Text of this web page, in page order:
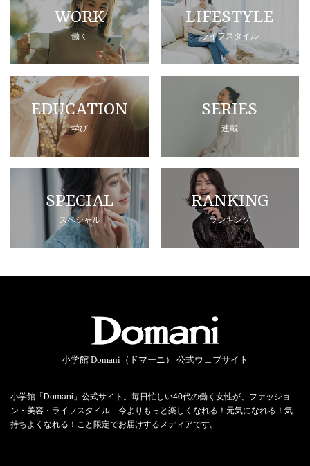
WORK
働く
LIFESTYLE
ライフスタイル
EDUCATION
学び
SERIES
連載
SPECIAL
スペシャル
RANKING
ランキング
小学館 Domani（ドマーニ） 公式ウェブサイト
小学館「Domani」公式サイト。毎日忙しい40代の働く女性が、ファッショ
ン・美容・ライフスタイル…今よりもっと楽しくなれる！元気になれる！気
持ちよくなれる！こと限定でお届けするメディアです。